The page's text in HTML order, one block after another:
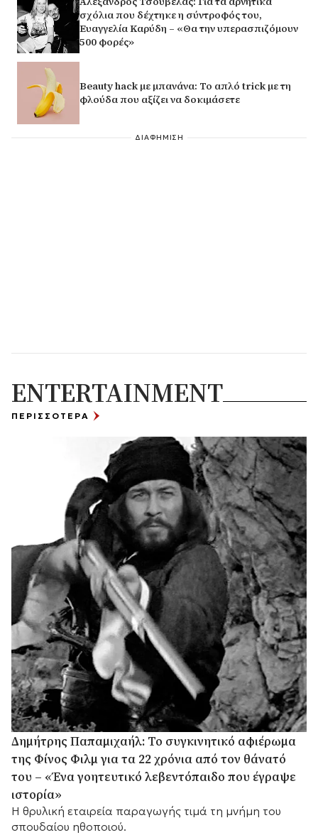
σχόλια που δέχτηκε η σύντροφός του,
Ευαγγελία Καρύδη – «Θα την υπερασπιζόμουν
500 φορές»
Beauty hack με μπανάνα: Το απλό trick με τη
φλούδα που αξίζει να δοκιμάσετε
ΔΙΑΦΗΜΙΣΗ
ENTERTAINMENT
ΠΕΡΙΣΣΟΤΕΡΑ
Δημήτρης Παπαμιχαήλ: Το συγκινητικό αφιέρωμα
της Φίνος Φιλμ για τα 22 χρόνια από τον θάνατό
του – «Ένα γοητευτικό λεβεντόπαιδο που έγραψε
ιστορία»
Η θρυλική εταιρεία παραγωγής τιμά τη μνήμη του
σπουδαίου ηθοποιού.